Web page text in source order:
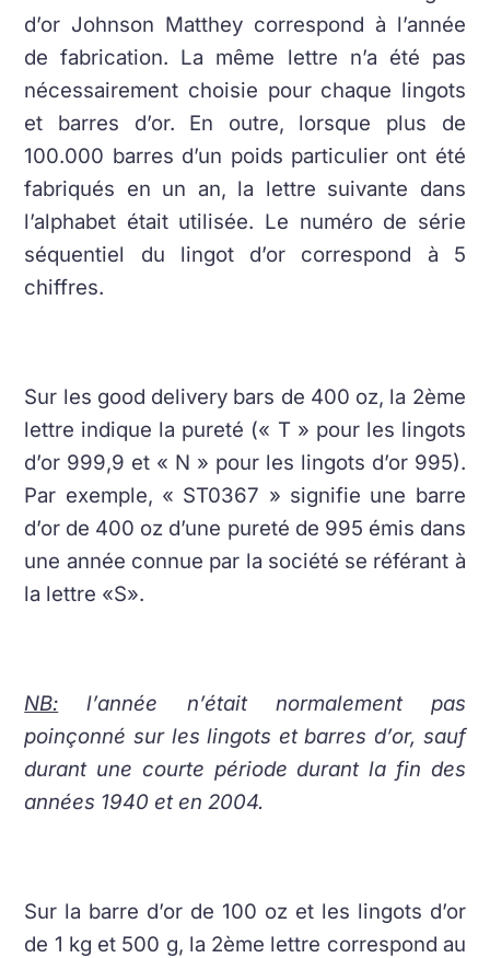
d’or Johnson Matthey correspond à l’année
de fabrication. La même lettre n’a été pas
nécessairement choisie pour chaque lingots
et barres d’or. En outre, lorsque plus de
100.000 barres d’un poids particulier ont été
fabriqués en un an, la lettre suivante dans
l’alphabet était utilisée. Le numéro de série
séquentiel du lingot d’or correspond à 5
chiffres.
Sur les good delivery bars de 400 oz, la 2ème
lettre indique la pureté (« T » pour les lingots
d’or 999,9 et « N » pour les lingots d’or 995).
Par exemple, « ST0367 » signifie une barre
d’or de 400 oz d’une pureté de 995 émis dans
une année connue par la société se référant à
la lettre «S».
NB: l’année n’était normalement pas
poinçonné sur les lingots et barres d’or, sauf
durant une courte période durant la fin des
années 1940 et en 2004.
Sur la barre d’or de 100 oz et les lingots d’or
de 1 kg et 500 g, la 2ème lettre correspond au